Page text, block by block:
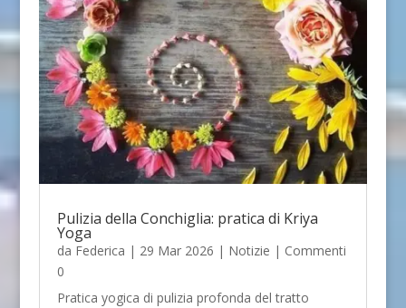
Pulizia della Conchiglia: pratica di Kriya
Yoga
da Federica | 29 Mar 2026 | Notizie | Commenti
0
Pratica yogica di pulizia profonda del tratto